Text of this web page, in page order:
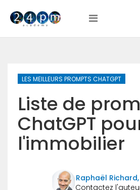
LES MEILLEURS PROMPTS CHATGPT
Liste de
ChatGPT
l'immobilier
Raphaël